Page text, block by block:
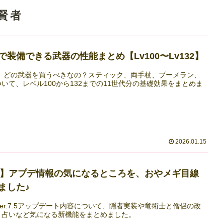
者
装備できる武器の性能まとめ【Lv100〜Lv132】
どの武器を買うべきなの？スティック、両手杖、ブーメラン、
いて、レベル100から132までの11世代分の基礎効果をまとめま
2026.01.15
】アプデ情報の気になるところを、おやメギ目線
した♪
アップデート内容について、隠者実装や竜術士と僧侶の改
いなど気になる新機能をまとめました。